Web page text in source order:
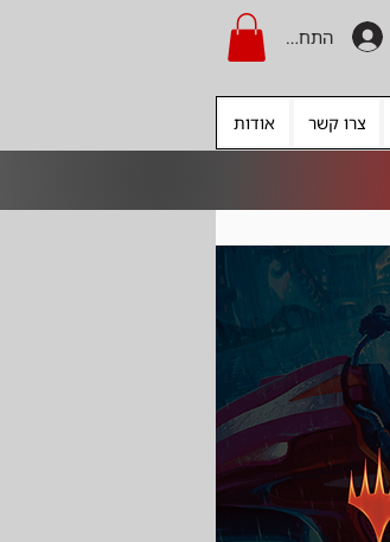
התחברות
צרו קשר אודות